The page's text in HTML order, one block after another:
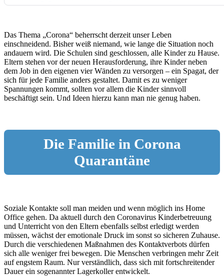
Das Thema „Corona“ beherrscht derzeit unser Leben
einschneidend. Bisher weiß niemand, wie lange die Situation noch
andauern wird. Die Schulen sind geschlossen, alle Kinder zu Hause.
Eltern stehen vor der neuen Herausforderung, ihre Kinder neben
dem Job in den eigenen vier Wänden zu versorgen – ein Spagat, der
sich für jede Familie anders gestaltet. Damit es zu weniger
Spannungen kommt, sollten vor allem die Kinder sinnvoll
beschäftigt sein. Und Ideen hierzu kann man nie genug haben.
Die Familie in Corona
Quarantäne
Soziale Kontakte soll man meiden und wenn möglich ins Home
Office gehen. Da aktuell durch den Coronavirus Kinderbetreuung
und Unterricht von den Eltern ebenfalls selbst erledigt werden
müssen, wächst der emotionale Druck im sonst so sicheren Zuhause.
Durch die verschiedenen Maßnahmen des Kontaktverbots dürfen
sich alle weniger frei bewegen. Die Menschen verbringen mehr Zeit
auf engstem Raum. Nur verständlich, dass sich mit fortschreitender
Dauer ein sogenannter Lagerkoller entwickelt.